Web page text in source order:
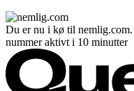
Du er nu i kø til
nummer aktivt i 10 minutter